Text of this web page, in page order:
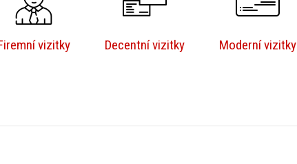
vizitky Decentní vizitky Moderní vizitky